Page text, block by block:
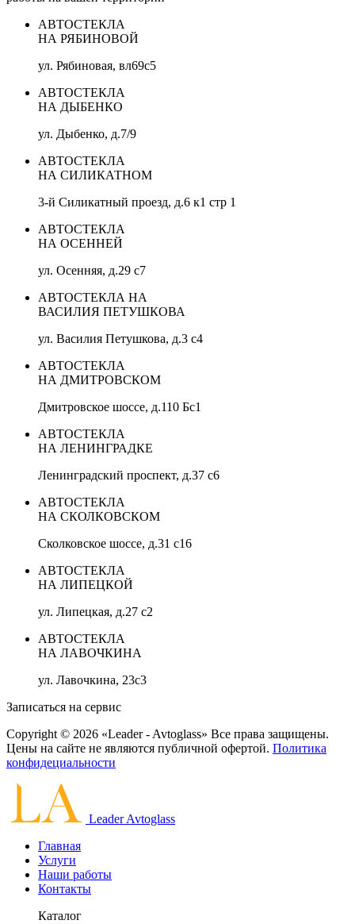
АВТОСТЕКЛА
НА РЯБИНОВОЙ
ул. Рябиновая, вл69с5
АВТОСТЕКЛА
НА ДЫБЕНКО
ул. Дыбенко, д.7/9
АВТОСТЕКЛА
НА СИЛИКАТНОМ
3-й Силикатный проезд, д.6 к1 стр 1
АВТОСТЕКЛА
НА ОСЕННЕЙ
ул. Осенняя, д.29 с7
АВТОСТЕКЛА НА
ВАСИЛИЯ ПЕТУШКОВА
ул. Василия Петушкова, д.3 с4
АВТОСТЕКЛА
НА ДМИТРОВСКОМ
Дмитровское шоссе, д.110 Бс1
АВТОСТЕКЛА
НА ЛЕНИНГРАДКЕ
Ленинградский проспект, д.37 c6
АВТОСТЕКЛА
НА СКОЛКОВСКОМ
Сколковское шоссе, д.31 с16
АВТОСТЕКЛА
НА ЛИПЕЦКОЙ
ул. Липецкая, д.27 с2
АВТОСТЕКЛА
НА ЛАВОЧКИНА
ул. Лавочкина, 23с3
Записаться на сервис
Copyright © 2026 «Leader - Avtoglass» Все права защищены.
Цены на сайте не являются публичной офертой. Политика
конфидециальности
Leader Avtoglass
Главная
Услуги
Наши работы
Контакты
Каталог